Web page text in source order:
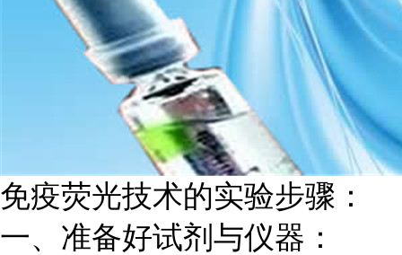
免疫荧光技术的实验步骤：
一、准备好试剂与仪器：